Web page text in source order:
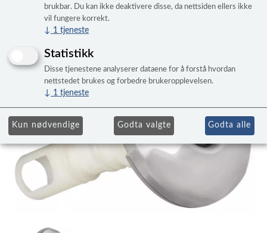
Til Freeflow bad
brukbar. Du kan ikke deaktivere disse, da nettsiden ellers ikke
vil fungere korrekt.
↓ 1 tjeneste
Statistikk
Disse tjenestene analyserer dataene for å forstå hvordan
nettstedet brukes og forbedre brukeropplevelsen.
↓ 1 tjeneste
Kun nødvendige Godta valgte Godta alle